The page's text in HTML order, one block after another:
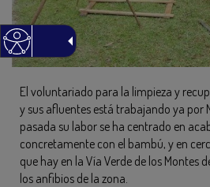
El voluntariado para la limpieza y
y sus afluentes está trabajando ya por
pasada su labor se ha centrado en
concretamente con el bambú, y en
que hay en la Vía Verde de los Montes
los anfibios de la zona.